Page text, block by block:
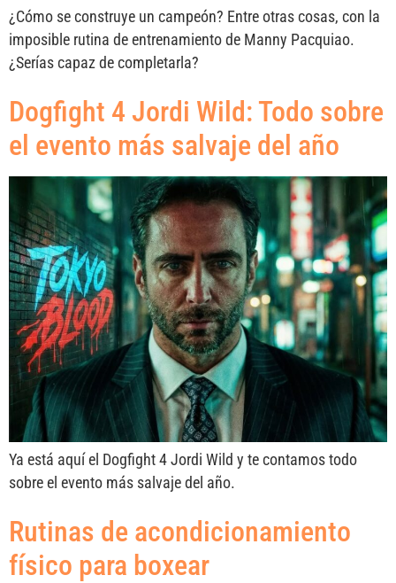
¿Cómo se construye un campeón? Entre otras cosas, con la
imposible rutina de entrenamiento de Manny Pacquiao.
¿Serías capaz de completarla?
Dogfight 4 Jordi Wild: Todo sobre
el evento más salvaje del año
Ya está aquí el Dogfight 4 Jordi Wild y te contamos todo
sobre el evento más salvaje del año.
Rutinas de acondicionamiento
físico para boxear